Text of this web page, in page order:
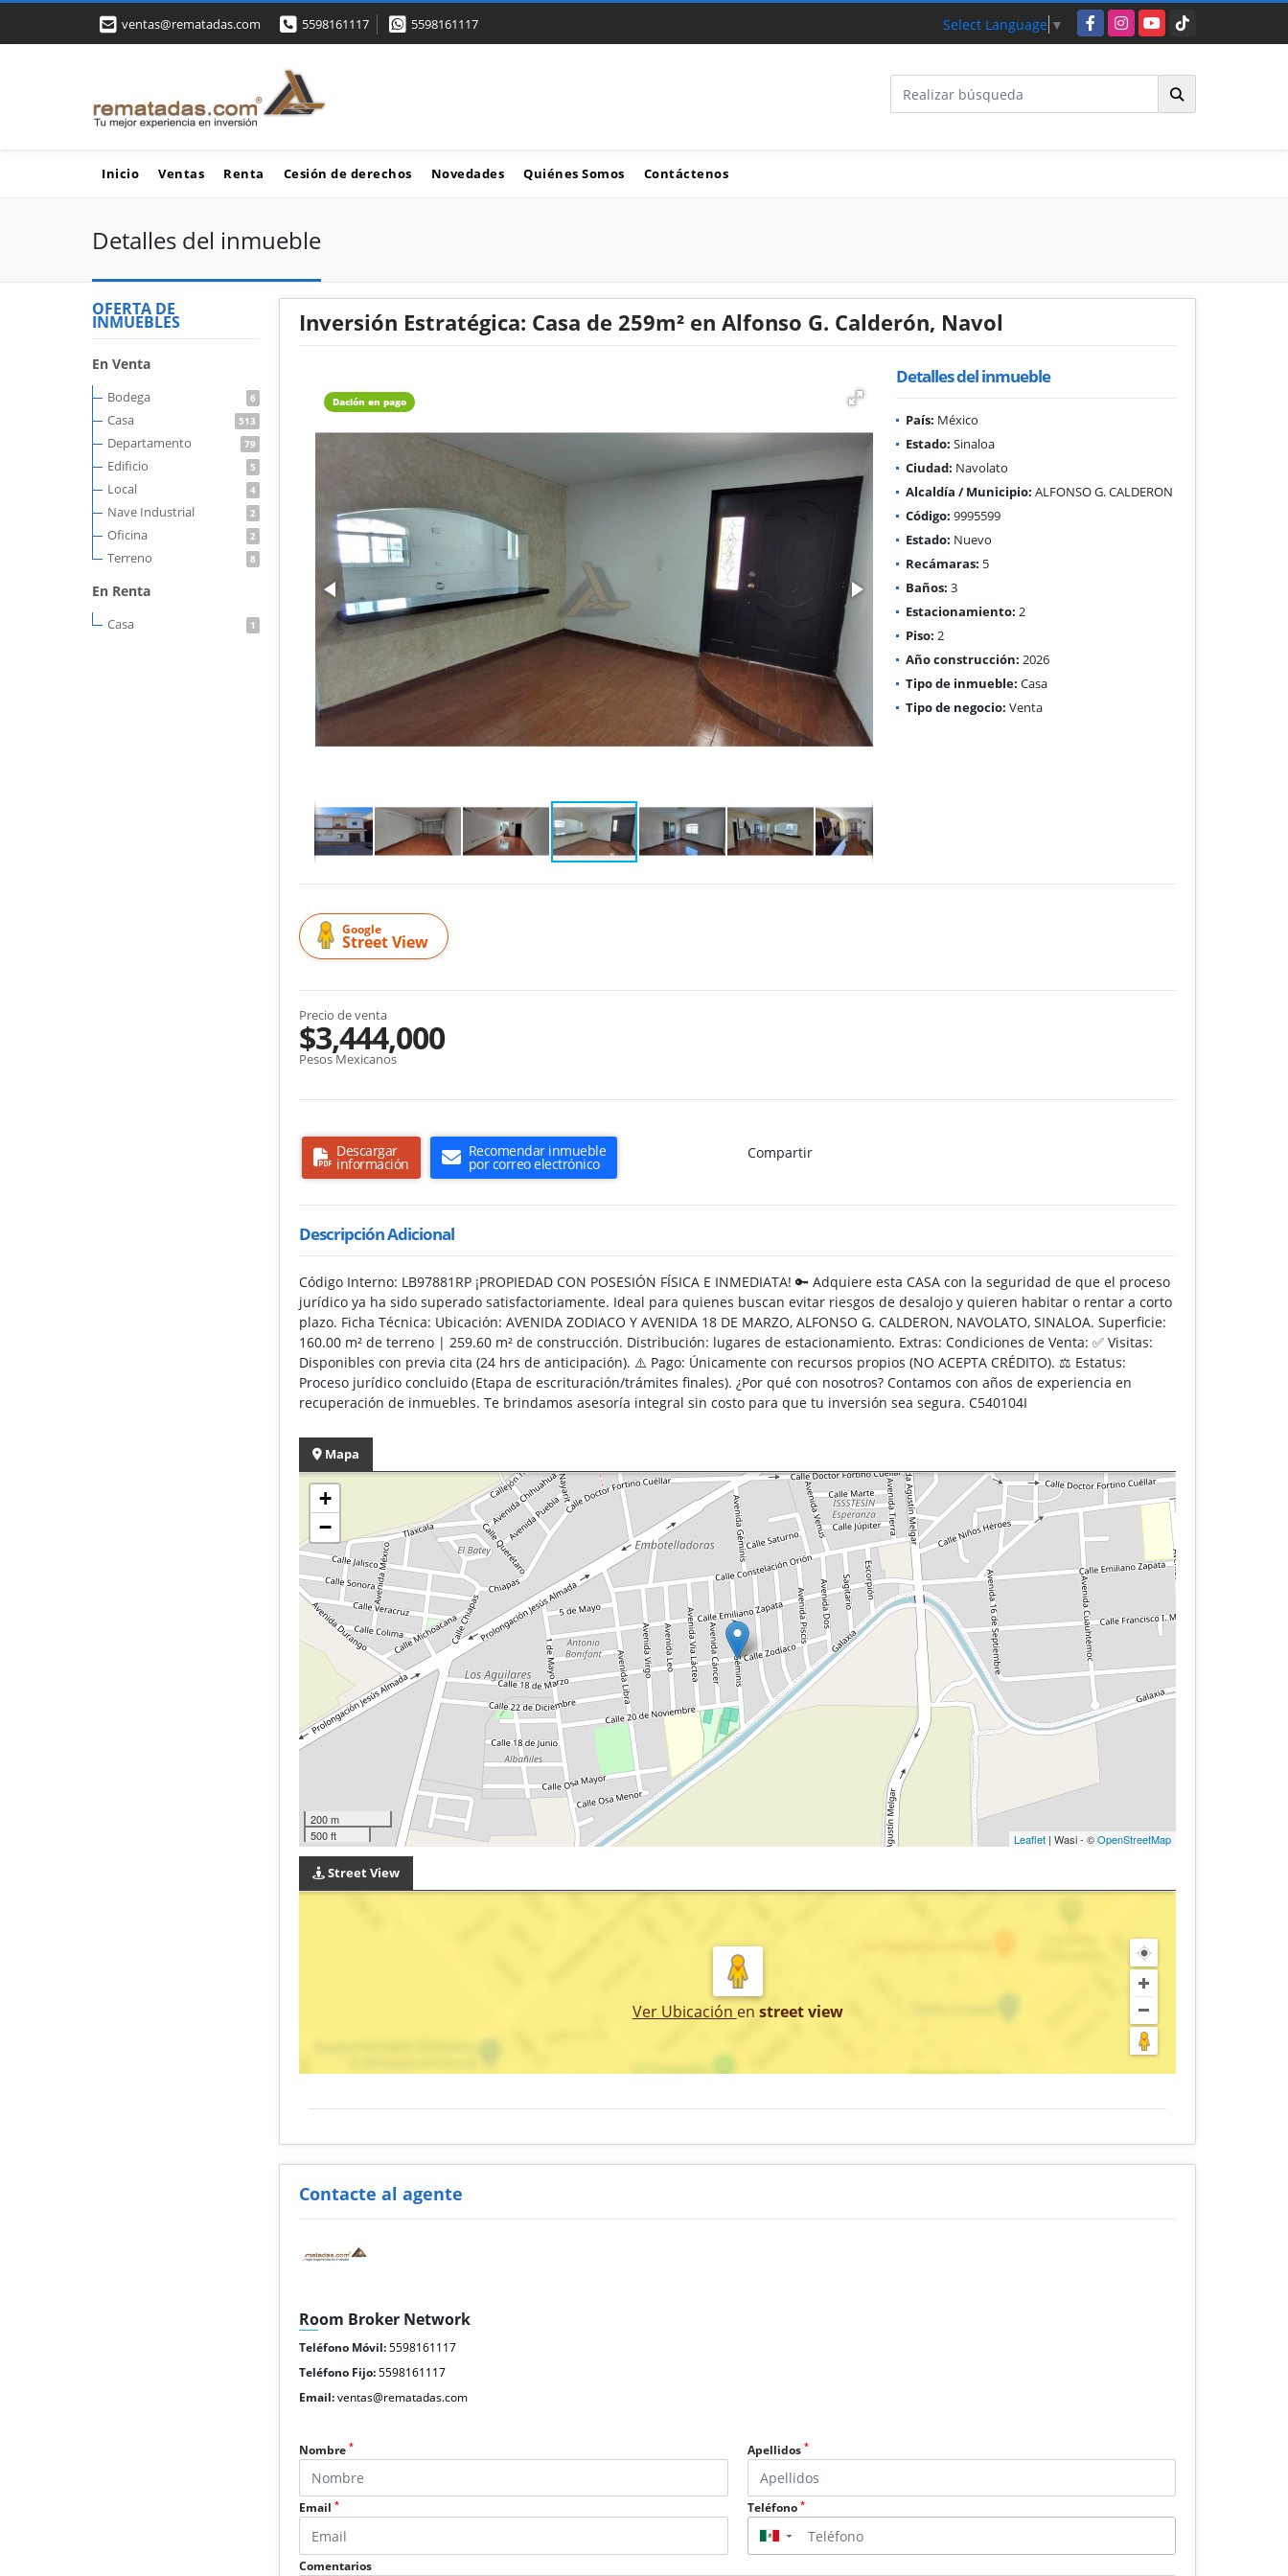
ventas@rematadas.com 5598161117 5598161117 Select Language ▼ FacebookInstagramYouTubeTikTok
Inicio Ventas Renta Cesión de derechos Novedades Quiénes Somos Contáctenos
Detalles del inmueble
OFERTA DE
INMUEBLES
En Venta
Bodega 6
Casa 513
Departamento 79
Edificio 5
Local 4
Nave Industrial 2
Oficina 2
Terreno 8
En Renta
Casa 1
Inversión Estratégica: Casa de 259m² en Alfonso G. Calderón, Navol
Dación en pago
Detalles del inmueble
País: México
Estado: Sinaloa
Ciudad: Navolato
Alcaldía / Municipio: ALFONSO G. CALDERON
Código: 9995599
Estado: Nuevo
Recámaras: 5
Baños: 3
Estacionamiento: 2
Piso: 2
Año construcción: 2026
Tipo de inmueble: Casa
Tipo de negocio: Venta
Google
Street View
Precio de venta
$3,444,000
Pesos Mexicanos
Descargar
información
Recomendar inmueble
por correo electrónico
Compartir
Descripción Adicional
Código Interno: LB97881RP ¡PROPIEDAD CON POSESIÓN FÍSICA E INMEDIATA! 🔑 Adquiere esta CASA con la seguridad de que el proceso
jurídico ya ha sido superado satisfactoriamente. Ideal para quienes buscan evitar riesgos de desalojo y quieren habitar o rentar a corto
plazo. Ficha Técnica: Ubicación: AVENIDA ZODIACO Y AVENIDA 18 DE MARZO, ALFONSO G. CALDERON, NAVOLATO, SINALOA. Superficie:
160.00 m² de terreno | 259.60 m² de construcción. Distribución: lugares de estacionamiento. Extras: Condiciones de Venta: ✅ Visitas:
Disponibles con previa cita (24 hrs de anticipación). ⚠️ Pago: Únicamente con recursos propios (NO ACEPTA CRÉDITO). ⚖️ Estatus:
Proceso jurídico concluido (Etapa de escrituración/trámites finales). ¿Por qué con nosotros? Contamos con años de experiencia en
recuperación de inmuebles. Te brindamos asesoría integral sin costo para que tu inversión sea segura. C540104I
Mapa
+
−
200 m
500 ft
Leaflet| Wasi - ©OpenStreetMap
Street View
Ver Ubicación en street view
Contacte al agente
Room Broker Network
Teléfono Móvil:5598161117
Teléfono Fijo:5598161117
Email:ventas@rematadas.com
Nombre* Apellidos *
Email* Teléfono *
▼
Comentarios